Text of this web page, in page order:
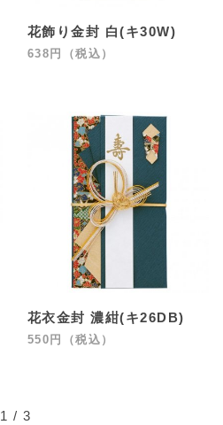
花飾り金封 白(キ30W)
638円（税込）
花衣金封 濃紺(キ26DB)
550円（税込）
1 / 3